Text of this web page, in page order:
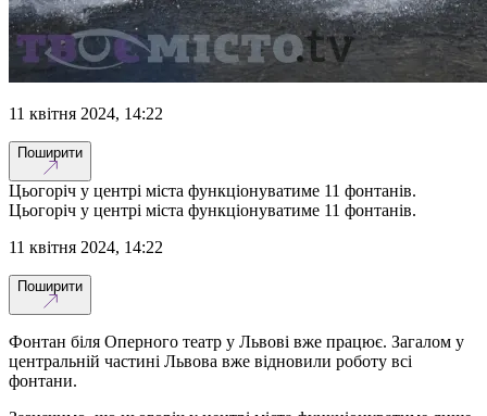
11 квітня 2024, 14:22
Поширити
Цьогоріч у центрі міста функціонуватиме 11 фонтанів.
Цьогоріч у центрі міста функціонуватиме 11 фонтанів.
11 квітня 2024, 14:22
Поширити
Фонтан біля Оперного театр у Львові вже працює. Загалом у
центральній частині Львова вже відновили роботу всі
фонтани.